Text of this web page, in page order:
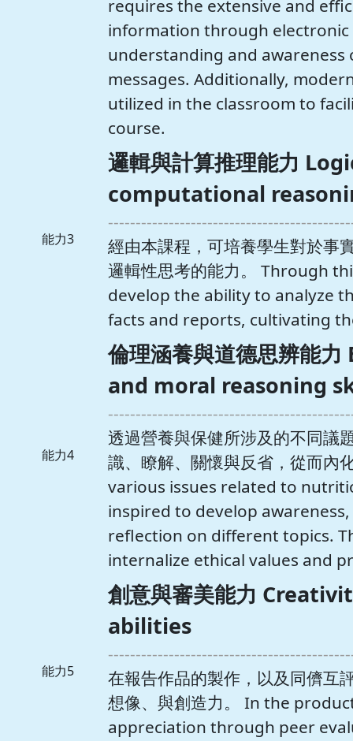
requires the extensive and
information through
understanding and
messages. Additionally,
utilized in the classroom to
course.
能力3
邏輯與計算推理能力
computational
經由本課程，可培養學生對於事
邏輯性思考的能力。 Through
develop the ability to analyze
facts and reports, cultivating
能力4
倫理涵養與道德思辨能
and moral reasoning
透過營養與保健所涉及的不同議
識、瞭解、關懷與反省，從而內
various issues related to
inspired to develop
reflection on different topics.
internalize ethical values and
能力5
創意與審美能力
abilities
在報告作品的製作，以及同儕互
想像、與創造力。 In the
appreciation through peer